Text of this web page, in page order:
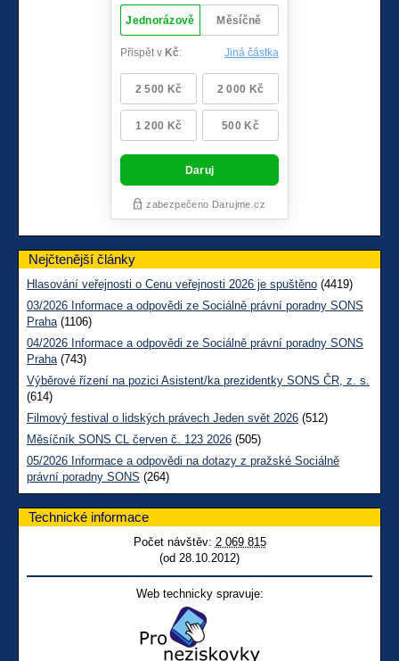
Nejčtenější články
Hlasování veřejnosti o Cenu veřejnosti 2026 je spuštěno (4419)
03/2026 Informace a odpovědi ze Sociálně právní poradny SONS
Praha(1106)
04/2026 Informace a odpovědi ze Sociálně právní poradny SONS
Praha(743)
Výběrové řízení na pozici Asistent/ka prezidentky SONS ČR, z. s.
(614)
Filmový festival o lidských právech Jeden svět 2026 (512)
Měsíčník SONS CL červen č. 123 2026 (505)
05/2026 Informace a odpovědi na dotazy z pražské Sociálně
právní poradny SONS (264)
Technické informace
Počet návštěv: 2 069 815
(od 28.10.2012)
Web technicky spravuje: